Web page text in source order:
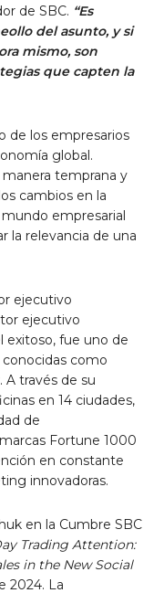
de SBC. “Es
del asunto, y si
mismo, son
que capten la
de los empresarios
global.
temprana y
cambios en la
empresarial
la relevancia de una
ejecutivo
ejecutivo
exitoso, fue uno de
como
A través de su
en 14 ciudades,
de
Fortune 1000
en constante
innovadoras.
en la Cumbre SBC
Trading Attention:
in the New Social
2024. La